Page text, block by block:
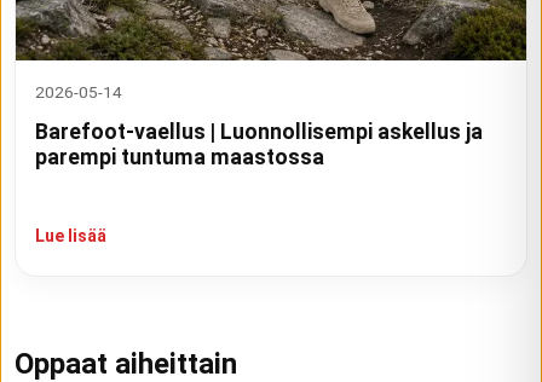
2026-05-14
Barefoot-vaellus | Luonnollisempi askellus ja
parempi tuntuma maastossa
Lue lisää
Oppaat aiheittain